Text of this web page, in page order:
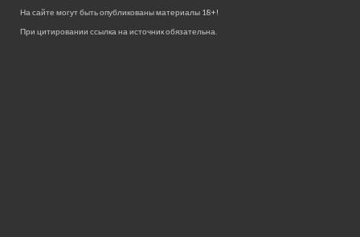
На сайте могут быть опубликованы материалы 18+!
При цитировании ссылка на источник обязательна.